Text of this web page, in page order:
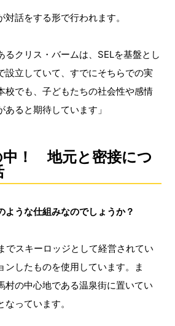
対話をする形で行われます。
るクリス・バームは、SELを基盤とし
設立していて、すでにそちらでの実
校でも、子どもたちの社会性や感情
ると期待しています」
中！ 地元と密接につ
ような仕組みなのでしょうか？
でスキーロッジとして経営されてい
ンしたものを使用しています。ま
村の中心地である温泉街に置いてい
っています。